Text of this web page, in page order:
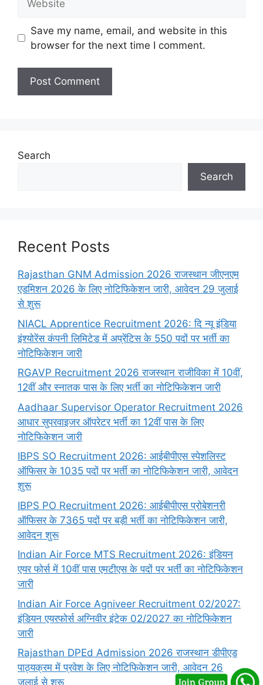
Save my name, email, and website in this
browser for the next time I comment.
Search
Search
Recent Posts
Rajasthan GNM Admission 2026 राजस्थान जीएनएम
एडमिशन 2026 के लिए नोटिफिकेशन जारी, आवेदन 29 जुलाई
से शुरू
NIACL Apprentice Recruitment 2026: दि न्यू इंडिया
इंश्योरेंस कंपनी लिमिटेड में अप्रेंटिस के 550 पदों पर भर्ती का
नोटिफिकेशन जारी
RGAVP Recruitment 2026 राजस्थान राजीविका में 10वीं,
12वीं और स्नातक पास के लिए भर्ती का नोटिफिकेशन जारी
Aadhaar Supervisor Operator Recruitment 2026
आधार सुपरवाइजर ऑपरेटर भर्ती का 12वीं पास के लिए
नोटिफिकेशन जारी
IBPS SO Recruitment 2026: आईबीपीएस स्पेशलिस्ट
ऑफिसर के 1035 पदों पर भर्ती का नोटिफिकेशन जारी, आवेदन
शुरू
IBPS PO Recruitment 2026: आईबीपीएस प्रोबेशनरी
ऑफिसर के 7365 पदों पर बड़ी भर्ती का नोटिफिकेशन जारी,
आवेदन शुरू
Indian Air Force MTS Recruitment 2026: इंडियन
एयर फोर्स में 10वीं पास एमटीएस के पदों पर भर्ती का नोटिफिकेशन
जारी
Indian Air Force Agniveer Recruitment 02/2027:
इंडियन एयरफोर्स अग्निवीर इंटेक 02/2027 का नोटिफिकेशन
जारी
Rajasthan DPEd Admission 2026 राजस्थान डीपीएड
पाठ्यक्रम में प्रवेश के लिए नोटिफिकेशन जारी, आवेदन 26
जुलाई से शुरू